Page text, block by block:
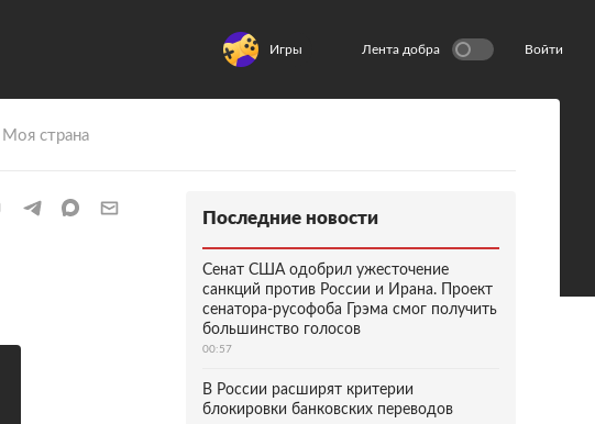
Игры Лента добра Войти
Моя страна
Последние новости
Сенат США одобрил ужесточение
санкций против России и Ирана. Проект
сенатора-русофоба Грэма смог получить
большинство голосов
00:57
В России расширят критерии
блокировки банковских переводов